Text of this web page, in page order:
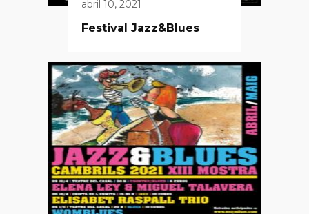
abril 10, 2021
Festival Jazz&Blues